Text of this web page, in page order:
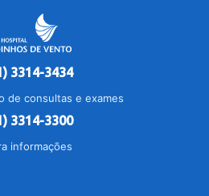
3314-3434
de consultas e exames
3314-3300
informações